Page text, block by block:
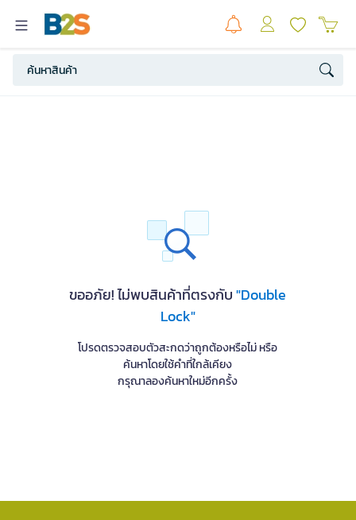
ขออภัย! ไม่พบสินค้าที่ตรงกับ"Double
Lock"
โปรดตรวจสอบตัวสะกดว่าถูกต้องหรือไม่ หรือ
ค้นหาโดยใช้คำที่ใกล้เคียง
กรุณาลองค้นหาใหม่อีกครั้ง